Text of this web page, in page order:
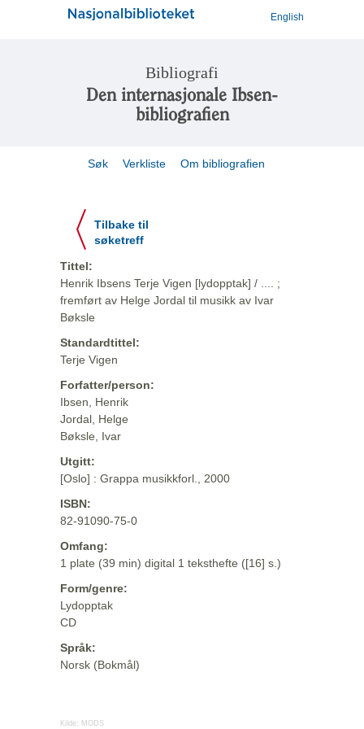
English
Bibliografi
Den internasjonale Ibsen-
bibliografien
Søk Verkliste Om bibliografien
Tilbake til
søketreff
Tittel:
Henrik Ibsens Terje Vigen [lydopptak] / .... ;
fremført av Helge Jordal til musikk av Ivar
Bøksle
Standardtittel:
Terje Vigen
Forfatter/person:
Ibsen, Henrik
Jordal, Helge
Bøksle, Ivar
Utgitt:
[Oslo] : Grappa musikkforl., 2000
ISBN:
82-91090-75-0
Omfang:
1 plate (39 min) digital 1 teksthefte ([16] s.)
Form/genre:
Lydopptak
CD
Språk:
Norsk (Bokmål)
Kilde: MODS